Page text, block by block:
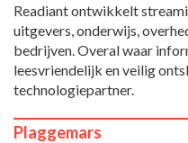
Readiant ontwikkelt
uitgevers, onderwijs,
bedrijven. Overal waar
leesvriendelijk en veilig
technologiepartner.
Plaggemars